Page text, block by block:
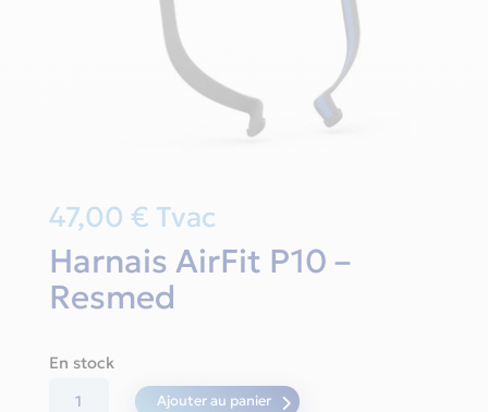
47,00 € Tvac
Harnais AirFit P10 –
Resmed
En stock
quantité
Ajouter au panier